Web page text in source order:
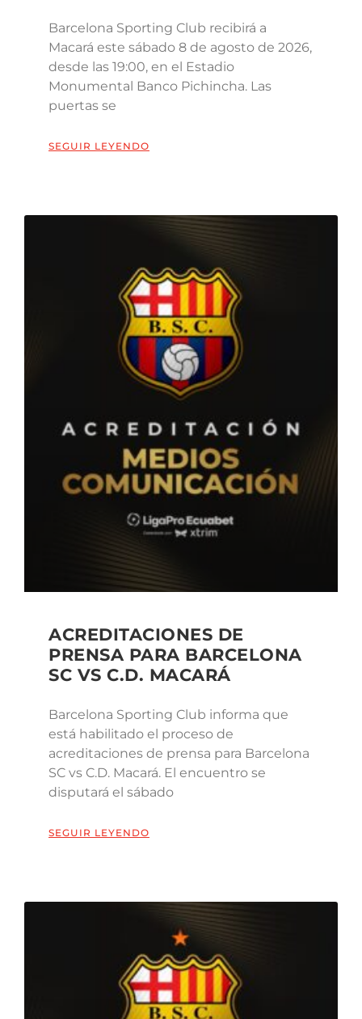
Barcelona Sporting Club recibirá a
Macará este sábado 8 de agosto de 2026,
desde las 19:00, en el Estadio
Monumental Banco Pichincha. Las
puertas se
SEGUIR LEYENDO
ACREDITACIONES DE
PRENSA PARA BARCELONA
SC VS C.D. MACARÁ
Barcelona Sporting Club informa que
está habilitado el proceso de
acreditaciones de prensa para Barcelona
SC vs C.D. Macará. El encuentro se
disputará el sábado
SEGUIR LEYENDO